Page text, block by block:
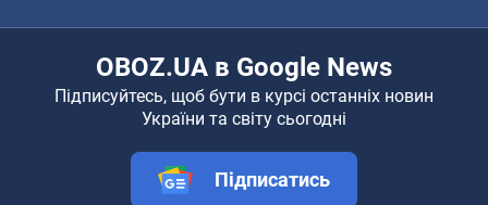
OBOZ.UA в Google News
Підписуйтесь, щоб бути в курсі останніх новин
України та світу сьогодні
Підписатись